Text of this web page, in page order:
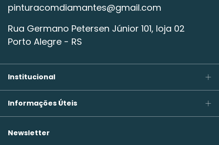
pinturacomdiamantes@gmail.com
Rua Germano Petersen Júnior 101, loja 02
Porto Alegre - RS
Institucional
Informações Úteis
Newsletter